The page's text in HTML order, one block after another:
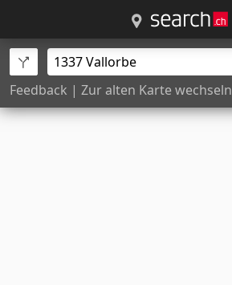
Feedback | Zur alten Karte wechseln